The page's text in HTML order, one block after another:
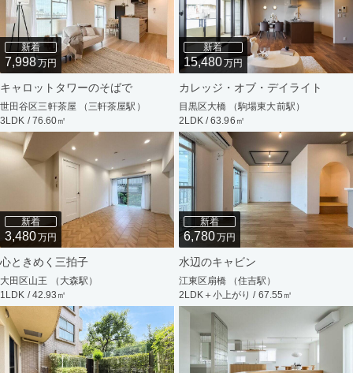
新着
7,998万円
キャロットタワーのそばで
世田谷区三軒茶屋 （三軒茶屋駅）
3LDK / 76.60㎡
新着
15,480万円
カレッジ・オブ・デイライト
目黒区大橋 （駒場東大前駅）
2LDK / 63.96㎡
新着
3,480万円
心ときめく三拍子
大田区山王 （大森駅）
1LDK / 42.93㎡
新着
6,780万円
水辺のキャビン
江東区扇橋 （住吉駅）
2LDK＋小上がり / 67.55㎡